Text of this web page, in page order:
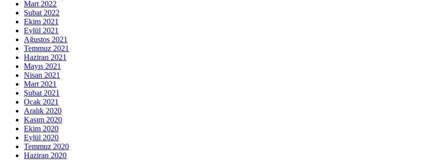
Mart 2022
Şubat 2022
Ekim 2021
Eylül 2021
Ağustos 2021
Temmuz 2021
Haziran 2021
Mayıs 2021
Nisan 2021
Mart 2021
Şubat 2021
Ocak 2021
Aralık 2020
Kasım 2020
Ekim 2020
Eylül 2020
Temmuz 2020
Haziran 2020